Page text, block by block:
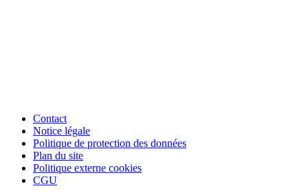
Contact
Notice légale
Politique de protection des données
Plan du site
Politique externe cookies
CGU